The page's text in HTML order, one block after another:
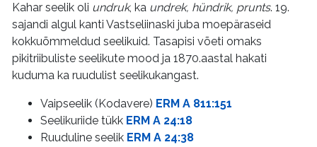
Kahar seelik oli undruk, ka undrek, hündrik, prunts. 19.
sajandi algul kanti Vastseliinaski juba moepäraseid
kokkuõmmeldud seelikuid. Tasapisi võeti omaks
pikitriibuliste seelikute mood ja 1870.aastal hakati
kuduma ka ruudulist seelikukangast.
Vaipseelik (Kodavere) ERM A 811:151
Seelikuriide tükk ERM A 24:18
Ruuduline seelik ERM A 24:38